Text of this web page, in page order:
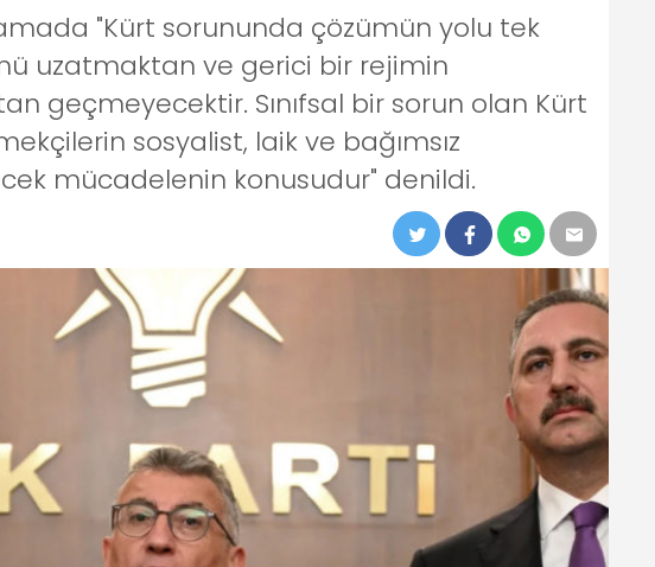
"Kürt sorununda çözümün yolu tek
uzatmaktan ve gerici bir rejimin
geçmeyecektir. Sınıfsal bir sorun olan Kürt
sosyalist, laik ve bağımsız
mücadelenin konusudur" denildi.